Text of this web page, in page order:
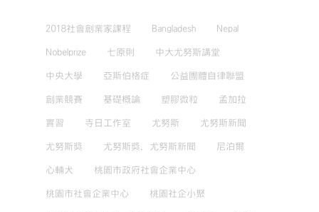
2018社會創業家課程 Bangladesh Nepal
Nobelprize 七原則 中大尤努斯講堂
中央大學 亞斯伯格症 公益團體自律聯盟
創業競賽 基礎概論 塑膠微粒 孟加拉
實習 寺日工作室 尤努斯 尤努斯新聞
尤努斯獎 尤努斯獎，尤努斯新聞 尼泊爾
心輔犬 桃園市政府社會企業中心
桃園市社會企業中心 桃園社企小聚